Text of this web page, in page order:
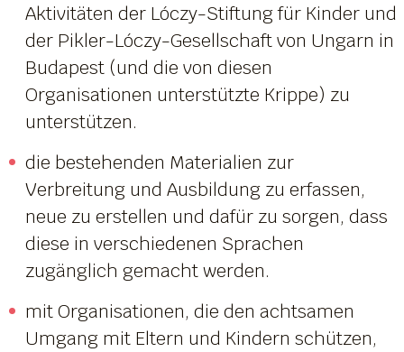
Aktivitäten der Lóczy-Stiftung für Kinder und
der Pikler-Lóczy-Gesellschaft von Ungarn in
Budapest (und die von diesen
Organisationen unterstützte Krippe) zu
unterstützen.
die bestehenden Materialien zur
Verbreitung und Ausbildung zu erfassen,
neue zu erstellen und dafür zu sorgen, dass
diese in verschiedenen Sprachen
zugänglich gemacht werden.
mit Organisationen, die den achtsamen
Umgang mit Eltern und Kindern schützen,